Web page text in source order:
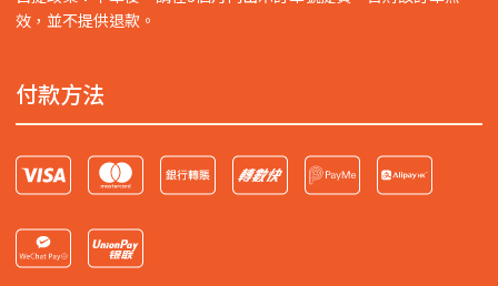
效，並不提供退款。
付款方法